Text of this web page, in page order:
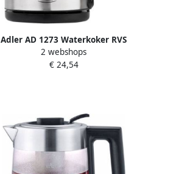
Adler AD 1273 Waterkoker RVS
1.0 liter
2 webshops
€ 24,54